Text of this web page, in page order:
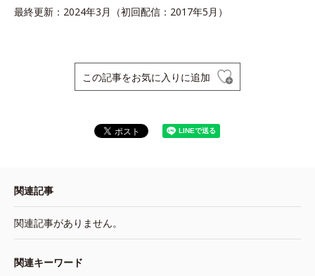
最終更新：2024年3月（初回配信：2017年5月）
この記事をお気に入りに追加
関連記事
関連記事がありません。
関連キーワード